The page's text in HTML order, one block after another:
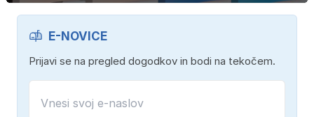
E-NOVICE
Prijavi se na pregled dogodkov in bodi na tekočem.